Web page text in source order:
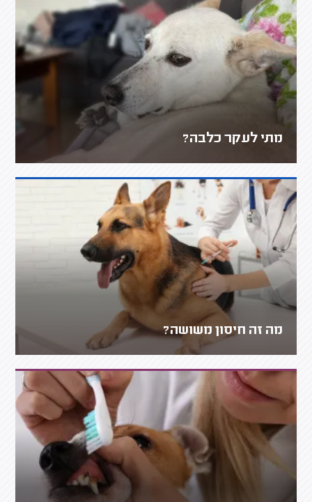
מתי לעקר כלבה?
מה זה חיסון משושה?